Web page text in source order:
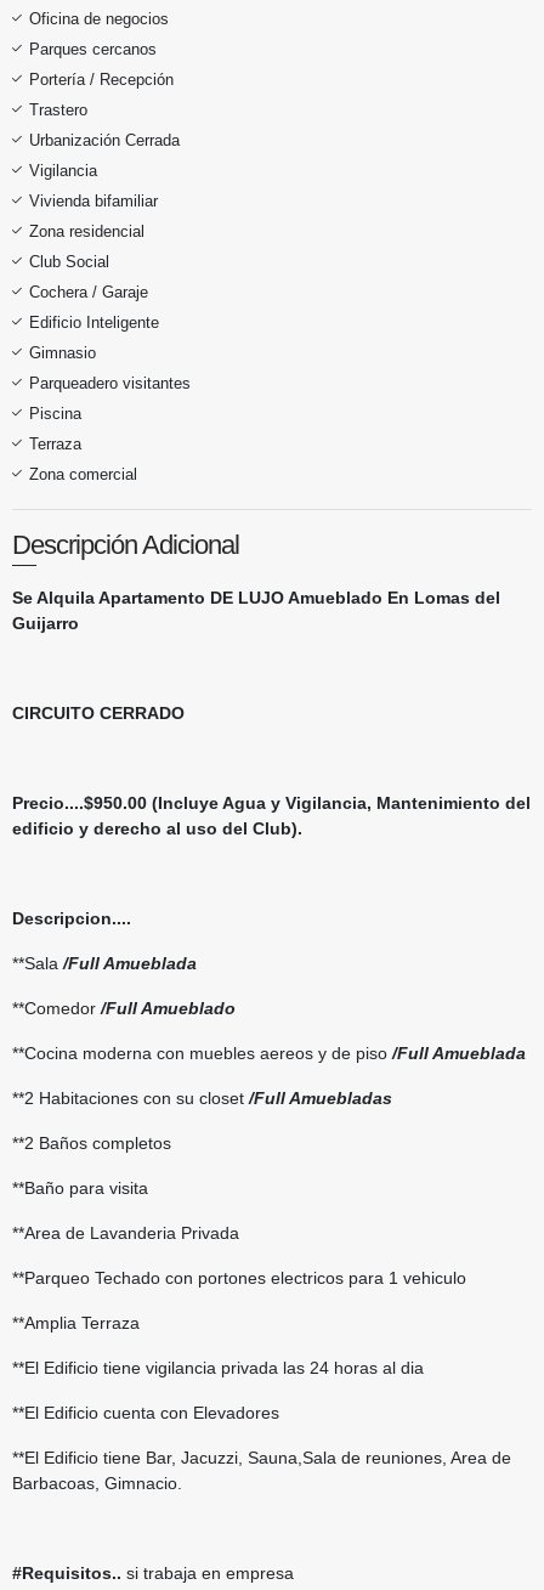
Oficina de negocios
Parques cercanos
Portería / Recepción
Trastero
Urbanización Cerrada
Vigilancia
Vivienda bifamiliar
Zona residencial
Club Social
Cochera / Garaje
Edificio Inteligente
Gimnasio
Parqueadero visitantes
Piscina
Terraza
Zona comercial
Descripción Adicional
Se Alquila Apartamento DE LUJO Amueblado En Lomas del
Guijarro
CIRCUITO CERRADO
Precio....$950.00 (Incluye Agua y Vigilancia, Mantenimiento del
edificio y derecho al uso del Club).
Descripcion....
**Sala /Full Amueblada
**Comedor /Full Amueblado
**Cocina moderna con muebles aereos y de piso /Full Amueblada
**2 Habitaciones con su closet /Full Amuebladas
**2 Baños completos
**Baño para visita
**Area de Lavanderia Privada
**Parqueo Techado con portones electricos para 1 vehiculo
**Amplia Terraza
**El Edificio tiene vigilancia privada las 24 horas al dia
**El Edificio cuenta con Elevadores
**El Edificio tiene Bar, Jacuzzi, Sauna,Sala de reuniones, Area de
Barbacoas, Gimnacio.
#Requisitos.. si trabaja en empresa